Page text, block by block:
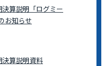
算説明「ログミー
お知らせ
算説明資料